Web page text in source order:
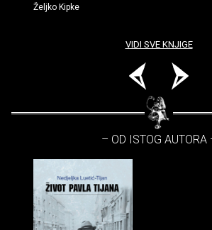
Željko Kipke
VIDI SVE KNJIGE
– OD ISTOG AUTORA